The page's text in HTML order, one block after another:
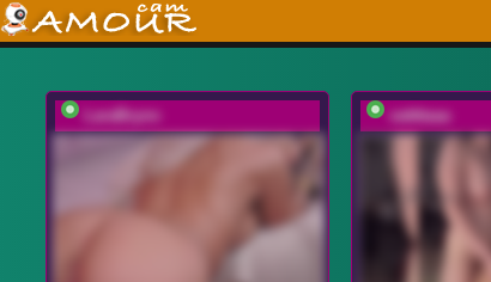
LaraBrynn vattttaaa